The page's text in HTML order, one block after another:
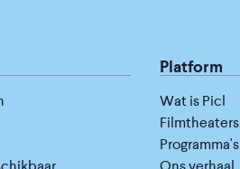
Platform
Wat is Picl
Filmtheaters
Programma's